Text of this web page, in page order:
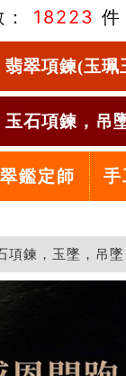
18223 件
翡翠項鍊(玉珮
玉石項鍊，吊
鑑定師 手
項鍊，玉墜，吊墜